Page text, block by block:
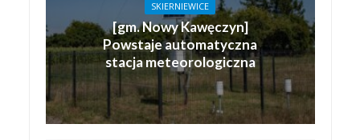
SKIERNIEWICE
[gm. Nowy Kawęczyn]
Powstaje automatyczna
stacja meteorologiczna